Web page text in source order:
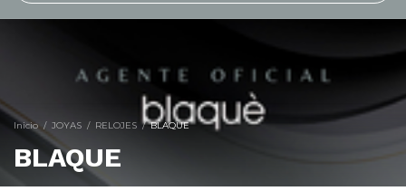
Inicio / JOYAS / RELOJES / BLAQUE
BLAQUE